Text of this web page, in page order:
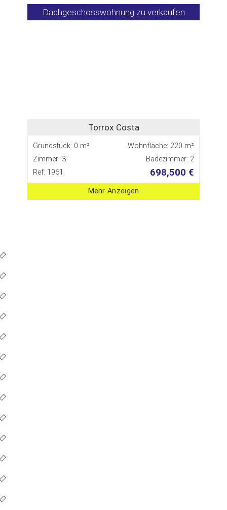
Dachgeschosswohnung zu verkaufen
Torrox Costa
Grundstück: 0 m²
Wohnfläche: 220 m²
Zimmer: 3
Badezimmer: 2
Ref: 1961
698,500 €
Mehr Anzeigen